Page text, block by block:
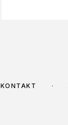
KONTAKT